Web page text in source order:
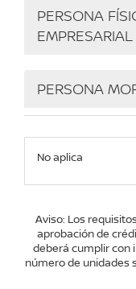
PERSONA
EMPRESARIAL
PERSONA
No aplica
Aviso: Los
aprobación de
deberá cumplir con
número de unidades